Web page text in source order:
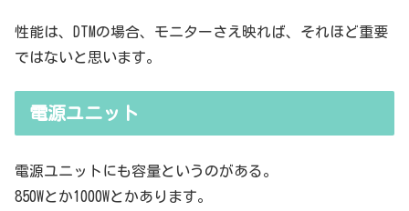
性能は、DTMの場合、モニターさえ映れば、それほど重要
ではないと思います。
電源ユニット
電源ユニットにも容量というのがある。
850Wとか1000Wとかあります。